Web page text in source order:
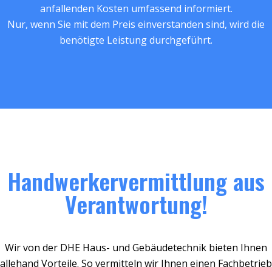
anfallenden Kosten umfassend informiert.
Nur, wenn Sie mit dem Preis einverstanden sind, wird die
benötigte Leistung durchgeführt.
Handwerkervermittlung aus
Verantwortung!
Wir von der DHE Haus- und Gebäudetechnik bieten Ihnen
allehand Vorteile. So vermitteln wir Ihnen einen Fachbetrieb